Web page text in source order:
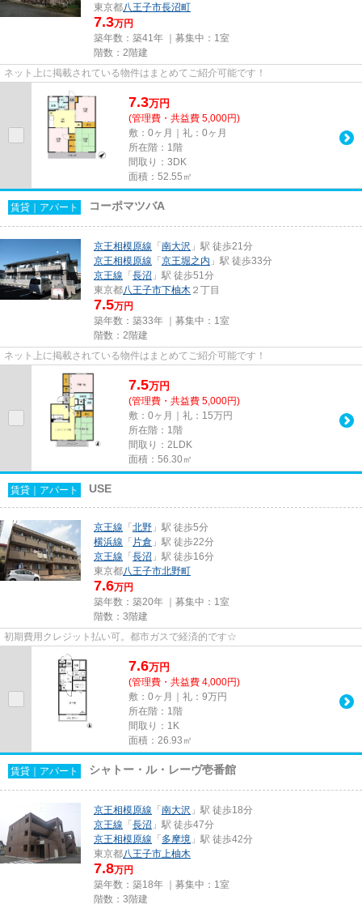
東京都八王子市長沼町
7.3万円
築年数：築41年 ｜募集中： 1室
階数：2階建
ネット上に掲載されている物件はまとめてご紹介可能です！
7.3万円
(管理費・共益費 5,000円)
敷：0ヶ月｜礼：0ヶ月
所在階：1階
間取り：3DK
面積：52.55㎡
賃貸｜アパート コーポマツバA
京王相模原線 「南大沢 」駅 徒歩21分
京王相模原線 「京王堀之内 」駅 徒歩33分
京王線 「長沼 」駅 徒歩51分
東京都八王子市下柚木 ２丁目
7.5万円
築年数：築33年 ｜募集中： 1室
階数：2階建
ネット上に掲載されている物件はまとめてご紹介可能です！
7.5万円
(管理費・共益費 5,000円)
敷：0ヶ月｜礼：15万円
所在階：1階
間取り：2LDK
面積：56.30㎡
賃貸｜アパート USE
京王線 「北野 」駅 徒歩5分
横浜線 「 片倉 」駅 徒歩22分
京王線 「長沼 」駅 徒歩16分
東京都八王子市北野町
7.6万円
築年数：築20年 ｜募集中： 1室
階数：3階建
初期費用クレジット払い可。都市ガスで経済的です☆
7.6万円
(管理費・共益費 4,000円)
敷：0ヶ月｜礼：9万円
所在階：1階
間取り：1K
面積：26.93㎡
賃貸｜アパート シャトー・ル・レーヴ壱番館
京王相模原線 「南大沢 」駅 徒歩18分
京王線 「長沼 」駅 徒歩47分
京王相模原線 「多摩境 」駅 徒歩42分
東京都八王子市 上柚木
7.8万円
築年数：築18年 ｜募集中： 1室
階数：3階建